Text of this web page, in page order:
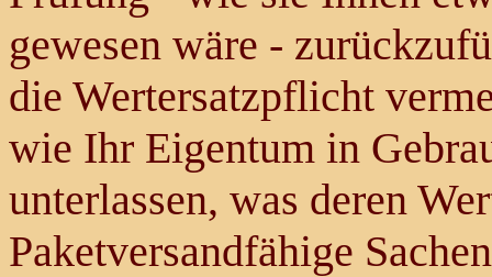
gewesen wäre -
die Wertersatzpflicht
wie Ihr Eigentum in
unterlassen, was deren
Paketversandfähige